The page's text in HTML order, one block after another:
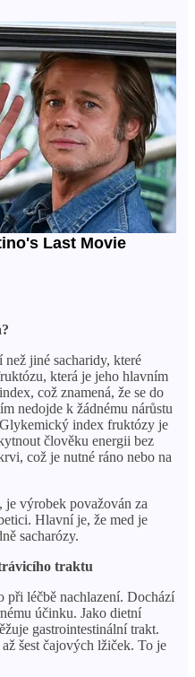
jiné sacharidy, které
která je jeho hlavním
což znamená, že se do
nedojde k žádnému nárůstu
index fruktózy je
člověku energii bez
což je nutné ráno nebo na
výrobek považován za
Hlavní je, že med je
sacharózy.
traktu
při léčbě nachlazení. Dochází
účinku. Jako dietní
gastrointestinální trakt.
šest čajových lžiček. To je